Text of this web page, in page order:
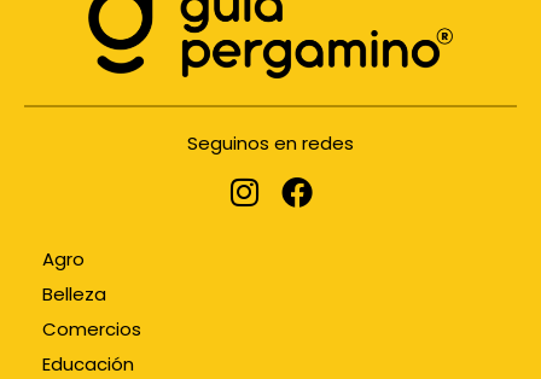
Seguinos en redes
Agro
Belleza
Comercios
Educación